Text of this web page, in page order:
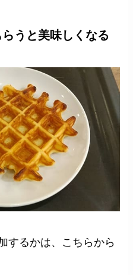
うと美味しくなる
するかは、こちらから